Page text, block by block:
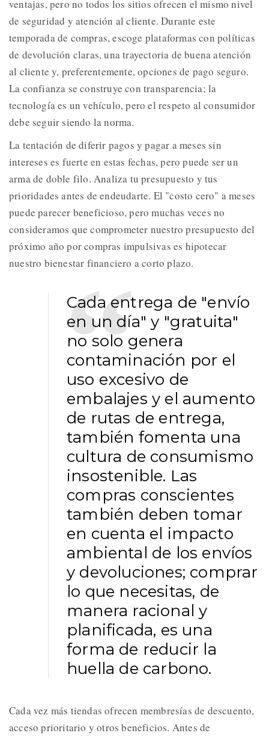
ventajas, pero no todos los sitios ofrecen el mismo nivel
de seguridad y atención al cliente. Durante este
temporada de compras, escoge plataformas con políticas
de devolución claras, una trayectoria de buena atención
al cliente y, preferentemente, opciones de pago seguro.
La confianza se construye con transparencia; la
tecnología es un vehículo, pero el respeto al consumidor
debe seguir siendo la norma.
La tentación de diferir pagos y pagar a meses sin
intereses es fuerte en estas fechas, pero puede ser un
arma de doble filo. Analiza tu presupuesto y tus
prioridades antes de endeudarte. El "costo cero" a meses
puede parecer beneficioso, pero muchas veces no
consideramos que comprometer nuestro presupuesto del
próximo año por compras impulsivas es hipotecar
nuestro bienestar financiero a corto plazo.
Cada entrega de "envío
en un día" y "gratuita"
no solo genera
contaminación por el
uso excesivo de
embalajes y el aumento
de rutas de entrega,
también fomenta una
cultura de consumismo
insostenible. Las
compras conscientes
también deben tomar
en cuenta el impacto
ambiental de los envíos
y devoluciones; comprar
lo que necesitas, de
manera racional y
planificada, es una
forma de reducir la
huella de carbono.
Cada vez más tiendas ofrecen membresías de descuento,
acceso prioritario y otros beneficios. Antes de